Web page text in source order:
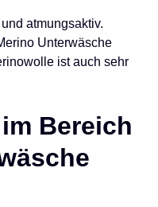
atmungsaktiv.
Unterwäsche
ist auch sehr
Bereich